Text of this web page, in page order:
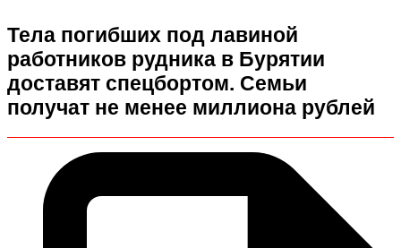
Тела погибших под лавиной
работников рудника в Бурятии
доставят спецбортом. Семьи
получат не менее миллиона рублей